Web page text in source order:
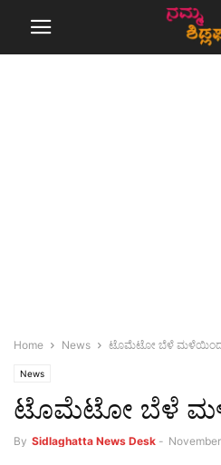
Home News ಟೊಮೆಟೋ ಬೆಳೆ
News
ಟೊಮೆಟೋ ಬೆಳೆ
By Sidlaghatta News Desk -